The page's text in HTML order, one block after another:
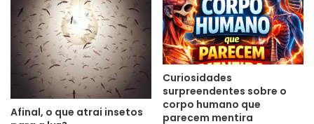
Afinal, o que atrai insetos
Curiosidades
surpreendentes sobre o
corpo humano que
parecem mentira